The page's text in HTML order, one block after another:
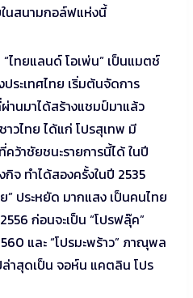
นสนามกอล์ฟแห่งนี้
ทยแลนด์ โอเพ่น” เป็นแมตช์
ระเทศไทย เริ่มต้นจัดการ
นมาได้สร้างแชมป์มาแล้ว
าวไทย ได้แก่ โปรสุเทพ มี
ว้าชัยชนะรายการนี้ได้ ในปี
จ ทำได้สองครั้งในปี 2535
” ประหยัด มากแสง เป็นคนไทย
ก่อนจะเป็น “โปรฟลุ๊ค”
และ “โปรมะพร้าว” ภาณุพล
าสุดเป็น จอห์น แคตลิน โปร